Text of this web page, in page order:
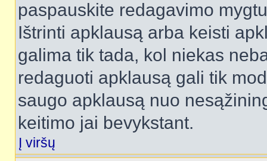
paspauskite redagavimo
Ištrinti apklausą arba keisti
galima tik tada, kol niekas
redaguoti apklausą gali tik
saugo apklausą nuo
keitimo jai bevykstant.
Į viršų